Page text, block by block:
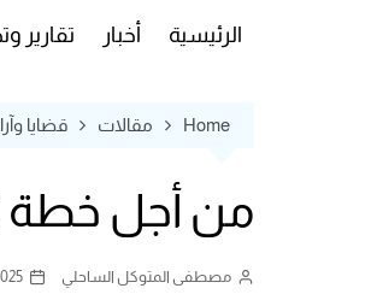
الرئيسية أخبار تقارير
Home مقالات قضايا
من أجل خطة
مصطفى المتوكل الساحلي